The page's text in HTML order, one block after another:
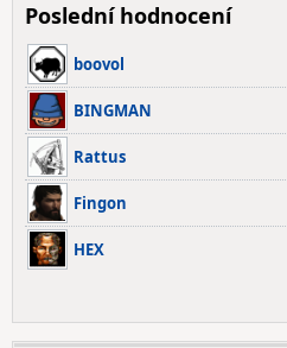
Poslední hodnocení
boovol
BINGMAN
Rattus
Fingon
HEX